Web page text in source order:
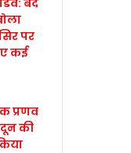
बंद
पर
कई
प्रणव
की